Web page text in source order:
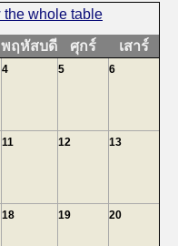
พฤหัสบดี ศุกร์ เสาร์
4 5 6
11 12 13
18 19 20